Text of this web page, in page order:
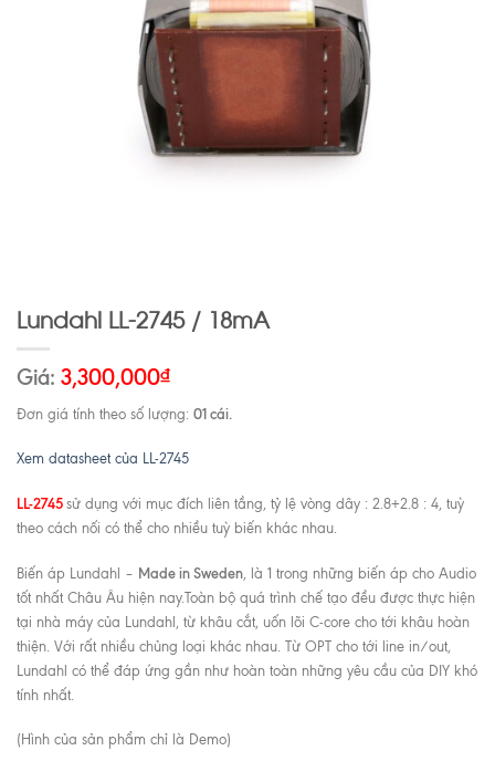
Lundahl LL-2745 / 18mA
Giá: 3,300,000₫
Đơn giá tính theo số lượng: 01 cái.
Xem datasheet của LL-2745
LL-2745 sử dụng với mục đích liên tầng, tỷ lệ vòng dây : 2.8+2.8 : 4, tuỳ
theo cách nối có thể cho nhiều tuỳ biến khác nhau.
Biến áp Lundahl – Made in Sweden, là 1 trong những biến áp cho Audio
tốt nhất Châu Âu hiện nay.Toàn bộ quá trình chế tạo đều được thực hiện
tại nhà máy của Lundahl, từ khâu cắt, uốn lõi C-core cho tới khâu hoàn
thiện. Với rất nhiều chủng loại khác nhau. Từ OPT cho tới line in/out,
Lundahl có thể đáp ứng gần như hoàn toàn những yêu cầu của DIY khó
tính nhất.
(Hình của sản phẩm chỉ là Demo)